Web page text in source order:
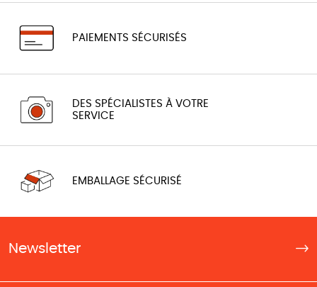
PAIEMENTS SÉCURISÉS
DES SPÉCIALISTES À VOTRE
SERVICE
EMBALLAGE SÉCURISÉ
Newsletter